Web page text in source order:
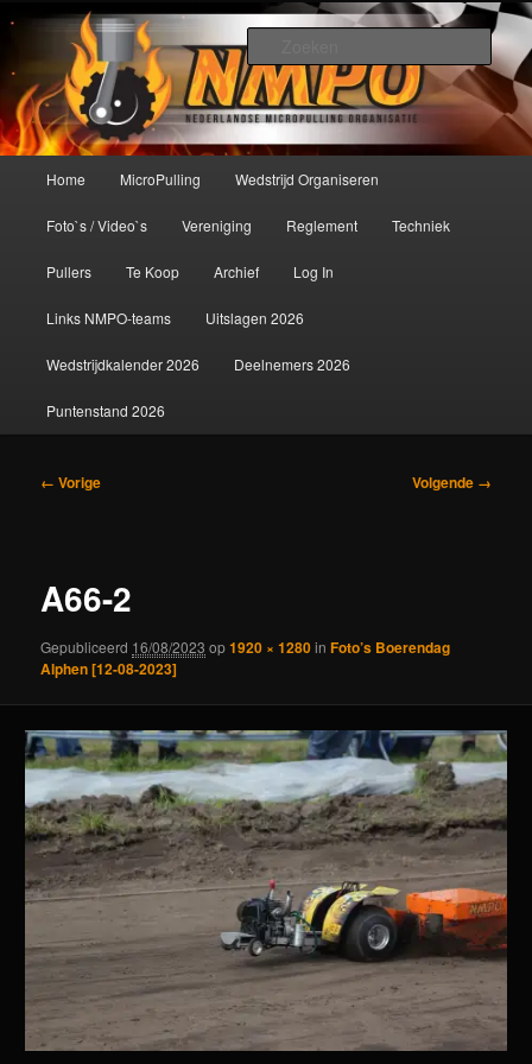
primaire
inhoudNederlandse MicroPulling
Organisatie
De meest krachtige modelbouwsport ter wereld!
Home MicroPulling Wedstrijd Organiseren
Foto`s / Video`s Vereniging Reglement Techniek
Pullers Te Koop Archief Log In
Links NMPO-teams Uitslagen 2026
Wedstrijdkalender 2026 Deelnemers 2026
Puntenstand 2026
Afbeeldingsnavigatie
← Vorige Volgende →
A66-2
Gepubliceerd 16/08/2023 op1920 × 1280inFoto’s Boerendag
Alphen [12-08-2023]